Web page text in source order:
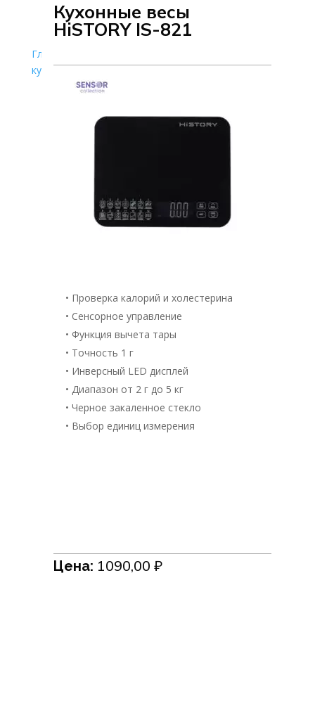
Главная страница
кухни
Кухонные весы
HiSTORY IS-821
• Проверка калорий и холестерина
• Сенсорное управление
• Функция вычета тары
• Точность 1 г
• Инверсный LED дисплей
• Диапазон от 2 г до 5 кг
• Черное закаленное стекло
• Выбор единиц измерения
Цена: 1090,00₽